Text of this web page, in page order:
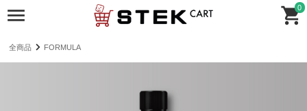
0
全商品 FORMULA